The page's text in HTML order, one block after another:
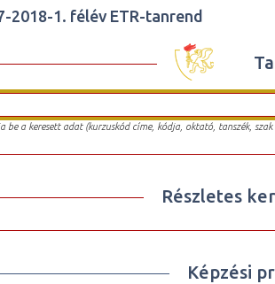
2018-1. félév ETR-tanrend
be a keresett adat (kurzuskód címe, kódja, oktató, tanszék,
Részletes
Képzési